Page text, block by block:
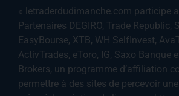
« letraderdudimanche.com participe
Partenaires DEGIRO, Trade Republic,
EasyBourse, XTB, WH SelfInvest,
ActivTrades, eToro, IG, Saxo Banque
Brokers, un programme d’affiliation
permettre à des sites de percevoir